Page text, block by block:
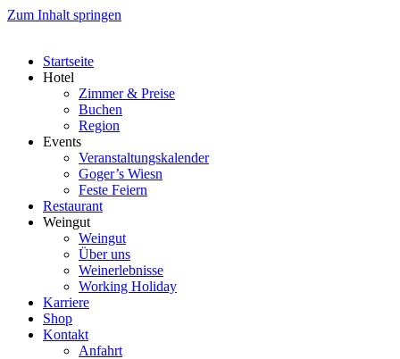
Zum Inhalt springen
Startseite
Hotel
Zimmer & Preise
Buchen
Region
Events
Veranstaltungskalender
Goger’s Wiesn
Feste Feiern
Restaurant
Weingut
Weingut
Über uns
Weinerlebnisse
Working Holiday
Karriere
Shop
Kontakt
Anfahrt